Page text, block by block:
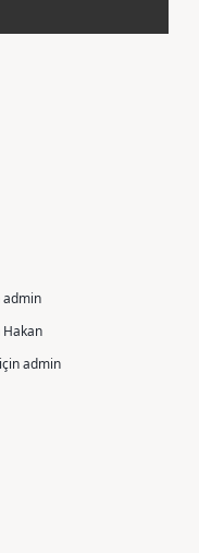
admin
Hakan
içinadmin